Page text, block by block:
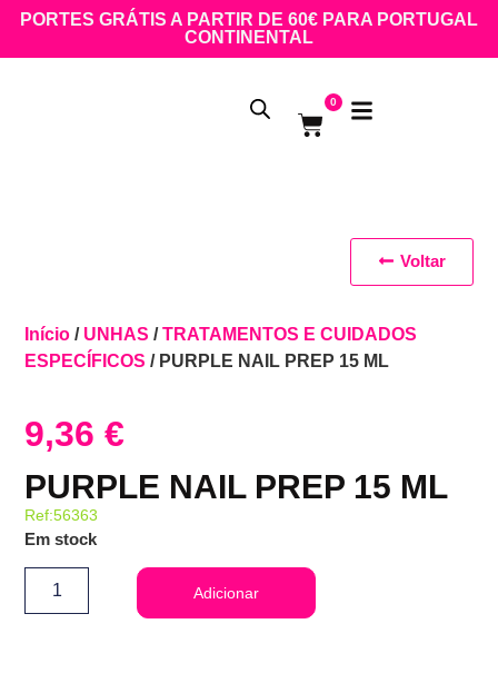
PORTES GRÁTIS A PARTIR DE 60€ PARA PORTUGAL
CONTINENTAL
0
Início / UNHAS /TRATAMENTOS E CUIDADOS
ESPECÍFICOS / PURPLE NAIL PREP 15 ML
9,36€
PURPLE NAIL PREP 15 ML
Ref:56363
Em stock
Adicionar
Voltar